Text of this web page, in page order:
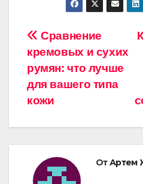
Навигация
по
записям
Сравнение
кремовых и сухих
румян: что лучше
для вашего типа
кожи
ОтАртем